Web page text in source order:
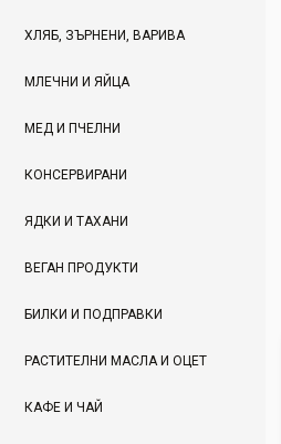
ХЛЯБ, ЗЪРНЕНИ, ВАРИВА
МЛЕЧНИ И ЯЙЦА
МЕД И ПЧЕЛНИ
КОНСЕРВИРАНИ
ЯДКИ И ТАХАНИ
ВЕГАН ПРОДУКТИ
БИЛКИ И ПОДПРАВКИ
РАСТИТЕЛНИ МАСЛА И ОЦЕТ
КАФЕ И ЧАЙ